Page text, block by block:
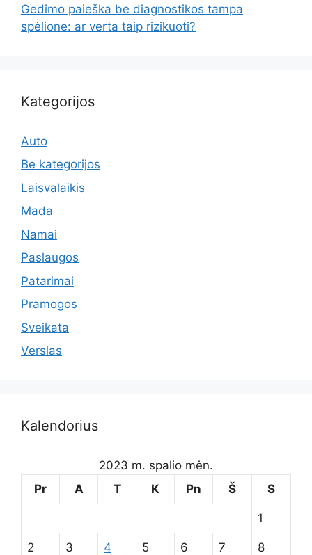
Gedimo paieška be diagnostikos tampa
spėlione: ar verta taip rizikuoti?
Kategorijos
Auto
Be kategorijos
Laisvalaikis
Mada
Namai
Paslaugos
Patarimai
Pramogos
Sveikata
Verslas
Kalendorius
2023 m. spalio mėn.
Pr
A T K Pn Š S
1
2 3 4 5 6 7 8